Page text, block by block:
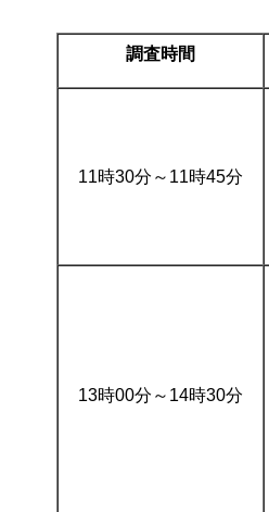
調査時間
11時30分～11時45分
13時00分～14時30分